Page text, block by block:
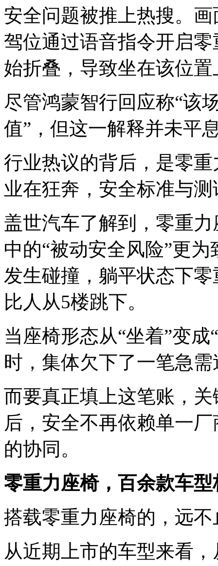
安全问题被推上热搜。
驾位通过语音指令开启
始折叠，导致坐在该位
尽管鸿蒙智行回应称“该
值”，但这一解释并未平
行业热议的背后，是零
业在狂奔，安全标准与
盖世汽车了解到，零重
中的“被动安全风险”更
发生碰撞，躺平状态下
比人从5楼跳下。
当座椅形态从“坐着”变
时，集体欠下了一笔急
而要真正填上这笔账，
后，安全不再依赖单一
的协同。
零重力座椅，百余款车型
搭载零重力座椅的，远不
从近期上市的车型来看